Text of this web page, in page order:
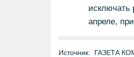
исключать
апреле,
Источник: ГАЗЕТА